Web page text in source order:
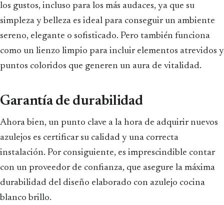
los gustos, incluso para los más audaces, ya que su
simpleza y belleza es ideal para conseguir un ambiente
sereno, elegante o sofisticado. Pero también funciona
como un lienzo limpio para incluir elementos atrevidos y
puntos coloridos que generen un aura de vitalidad.
Garantía de durabilidad
Ahora bien, un punto clave a la hora de adquirir nuevos
azulejos es certificar su calidad y una correcta
instalación. Por consiguiente, es imprescindible contar
con un proveedor de confianza, que asegure la máxima
durabilidad del diseño elaborado con azulejo cocina
blanco brillo.